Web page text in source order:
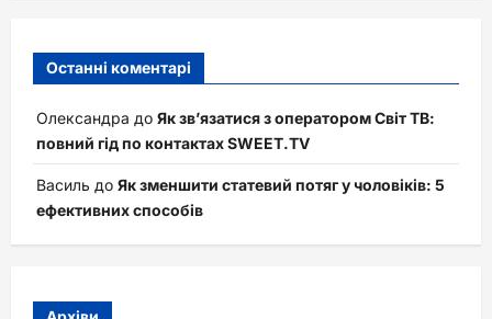
Останні коментарі
Олександра до Як зв’язатися з оператором Світ ТВ:
повний гід по контактах SWEET.TV
Василь до Як зменшити статевий потяг у чоловіків: 5
ефективних способів